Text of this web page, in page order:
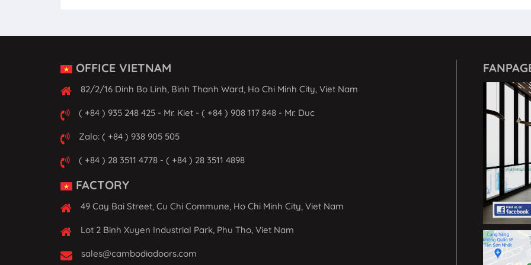
OFFICE VIETNAM
82/2/16 Dinh Bo Linh, Binh Thanh Ward, Ho Chi Minh City, Viet Nam
( +84 ) 935 248 425 - Mr. Kiet - ( +84 ) 908 117 848 - Mr. Duc
Zalo: ( +84 ) 938 905 505
( +84 ) 28 3511 4778 - ( +84 ) 28 3511 4898
FACTORY
49 Cay Bai Street, Cu Chi Commune, Ho Chi Minh City, Viet Nam
Lot 2 Binh Xuyen Industrial Park, Phu Tho, Viet Nam
sales@cambodiadoors.com